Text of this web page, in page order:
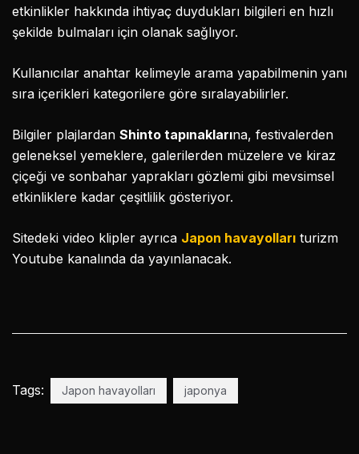
etkinlikler hakkında ihtiyaç duydukları bilgileri en hızlı
şekilde bulmaları için olanak sağlıyor.
Kullanıcılar anahtar kelimeyle arama yapabilmenin yanı
sıra içerikleri kategorilere göre sıralayabilirler.
Bilgiler plajlardan Shinto tapınaklarına, festivalerden
geleneksel yemeklere, galerilerden müzelere ve kiraz
çiçeği ve sonbahar yaprakları gözlemi gibi mevsimsel
etkinliklere kadar çeşitlilik gösteriyor.
Sitedeki video klipler ayrıca Japon havayolları turizm
Youtube kanalında da yayınlanacak.
Tags: Japon havayolları japonya